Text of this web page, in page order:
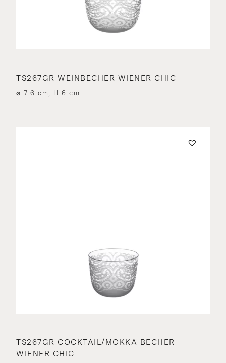
TS267GR WEINBECHER WIENER CHIC
⌀ 7.6 cm, H 6 cm
TS267GR COCKTAIL/MOKKA BECHER
WIENER CHIC